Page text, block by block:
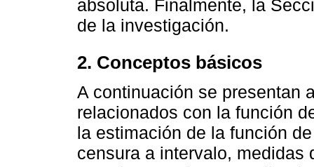
absoluta. Finalmente, la
de la investigación.
2. Conceptos básicos
A continuación se presentan
relacionados con la función
la estimación de la función
censura a intervalo, medidas